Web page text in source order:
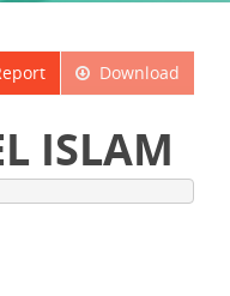
Download
ISLAM